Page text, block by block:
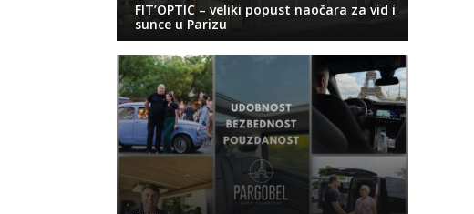
FIT’OPTIC – veliki popust naočara za vid i
sunce u Parizu